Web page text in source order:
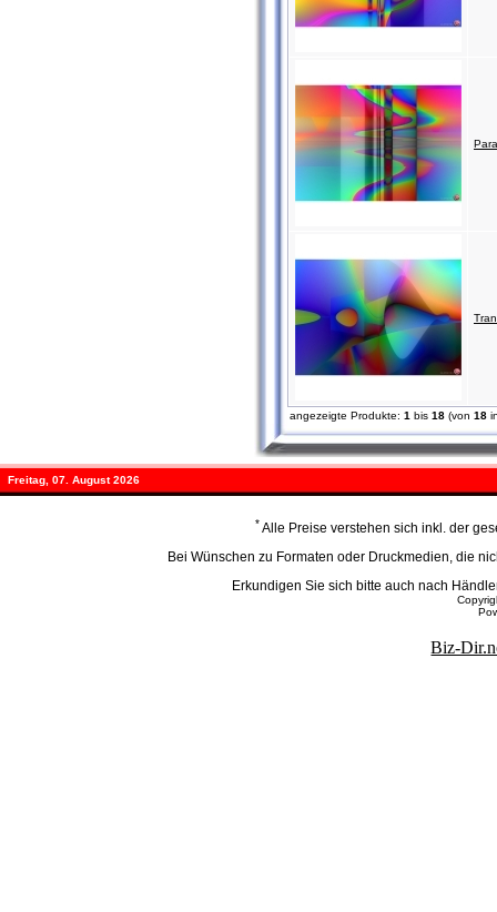
angezeigte Produkte: 1 bis 18 (von 18
Freitag, 07. August 2026
*Alle Preise verstehen sich inkl. der
Bei Wünschen zu Formaten oder Druckmedien, die
Erkundigen Sie sich bitte auch nach
Biz-